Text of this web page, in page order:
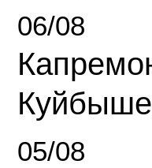
06/08
05/08